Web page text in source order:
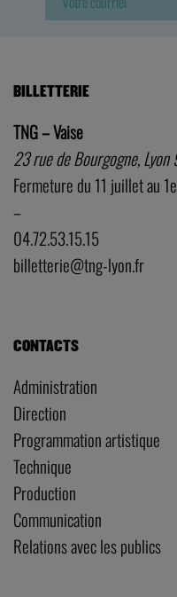
BILLETTERIE
TNG – Vaise
23 rue de Bourgogne, Lyon
Fermeture du 11 juillet au
–
04.72.53.15.15
billetterie@tng-lyon.fr
CONTACTS
Administration
Direction
Programmation artistique
Technique
Production
Communication
Relations avec les publics